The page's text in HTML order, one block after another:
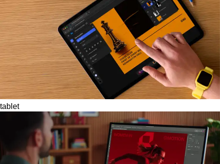
tablet